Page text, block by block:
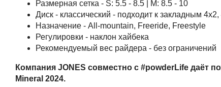
Размерная сетка - S: 5.5 - 8.5 | M: 8.5 - 10
Диск - классический - подходит к закладным
Назначение - All-mountain, Freeride, Freestyle
Регулировки - наклон хайбека
Рекомендуемый вес райдера - без ограничений
Компания JONES совместно с #powderLife даёт
Mineral 2024.